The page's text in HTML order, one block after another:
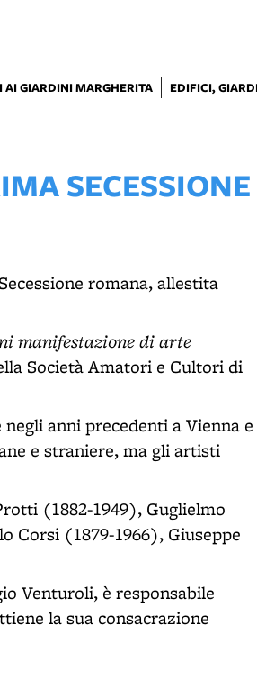
AI GIARDINI MARGHERITA EDIFICI,
SECESSIONE
romana, allestita
manifestazione di arte
Società Amatori e Cultori di
anni precedenti a Vienna e
e straniere, ma gli artisti
(1882-1949), Guglielmo
Corsi (1879-1966), Giuseppe
Venturoli, è responsabile
la sua consacrazione